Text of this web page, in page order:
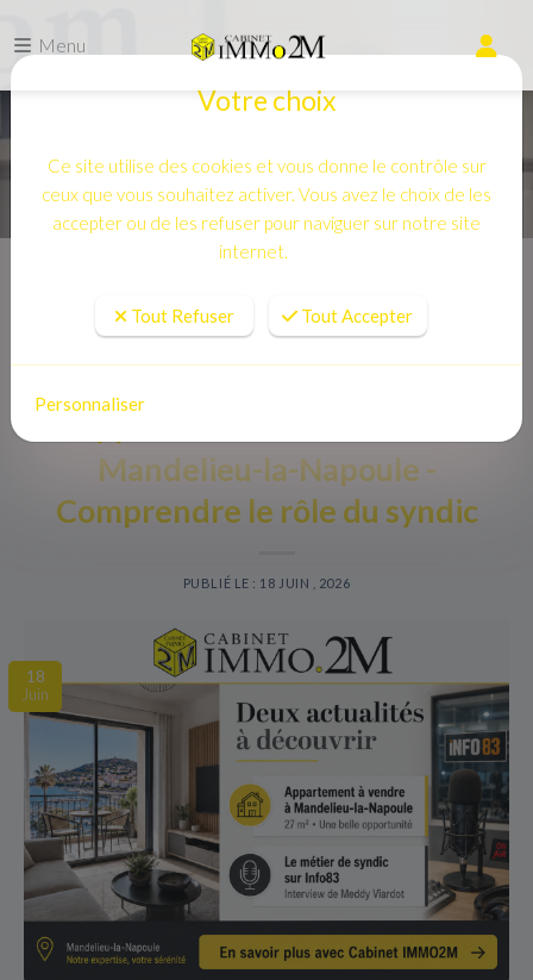
Menu
Mandelieu-la-Napoule -
Comprendre le rôle du syndic
PUBLIÉ LE : 18 JUIN , 2026
18
Juin
Votre choix
Ce site utilise des cookies et vous donne le contrôle sur
ceux que vous souhaitez activer. Vous avez le choix de les
accepter ou de les refuser pour naviguer sur notre site
internet.
Tout Refuser Tout Accepter
Personnaliser